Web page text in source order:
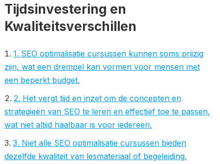
Tijdsinvestering en
Kwaliteitsverschillen
1. SEO optimalisatie cursussen kunnen soms prijzig
zijn, wat een drempel kan vormen voor mensen met
een beperkt budget.
2. Het vergt tijd en inzet om de concepten en
strategieën van SEO te leren en effectief toe te passen,
wat niet altijd haalbaar is voor iedereen.
3. Niet alle SEO optimalisatie cursussen bieden
dezelfde kwaliteit van lesmateriaal of begeleiding,